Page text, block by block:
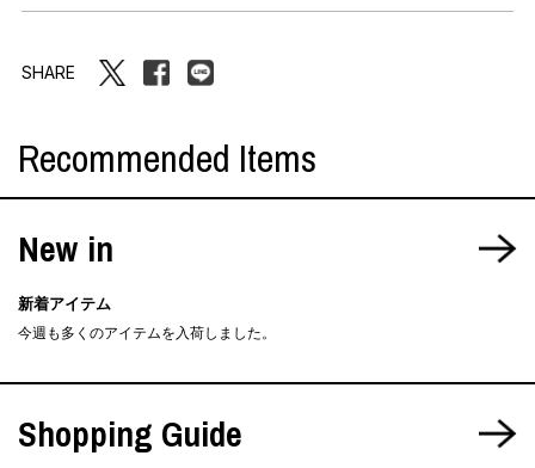
SHARE
Recommended Items
New in
新着アイテム
今週も多くのアイテムを入荷しました。
Shopping Guide